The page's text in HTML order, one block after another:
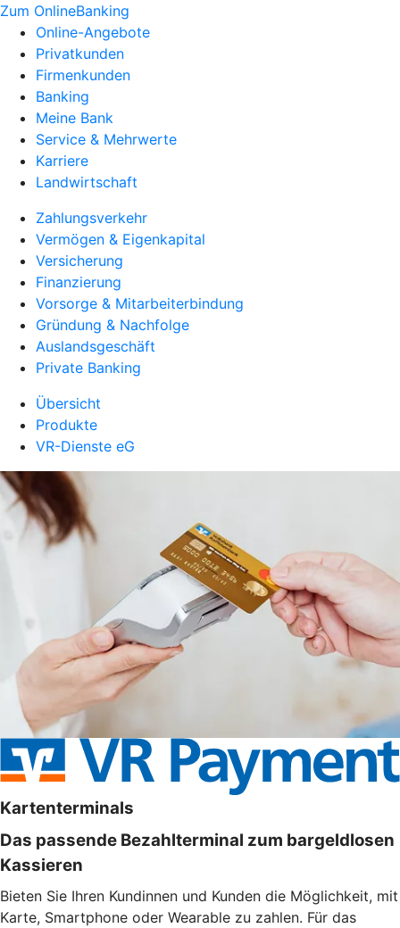
Zum OnlineBanking
Online-Angebote
Privatkunden
Firmenkunden
Banking
Meine Bank
Service & Mehrwerte
Karriere
Landwirtschaft
Zahlungsverkehr
Vermögen & Eigenkapital
Versicherung
Finanzierung
Vorsorge & Mitarbeiterbindung
Gründung & Nachfolge
Auslandsgeschäft
Private Banking
Übersicht
Produkte
VR-Dienste eG
Kartenterminals
Das passende Bezahlterminal zum bargeldlosen
Kassieren
Bieten Sie Ihren Kundinnen und Kunden die Möglichkeit, mit
Karte, Smartphone oder Wearable zu zahlen. Für das